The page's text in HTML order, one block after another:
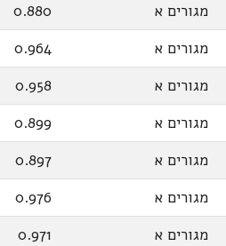
מגורים א 0.880
מגורים א 0.964
מגורים א 0.958
מגורים א 0.899
מגורים א 0.897
מגורים א 0.976
מגורים א 0.971